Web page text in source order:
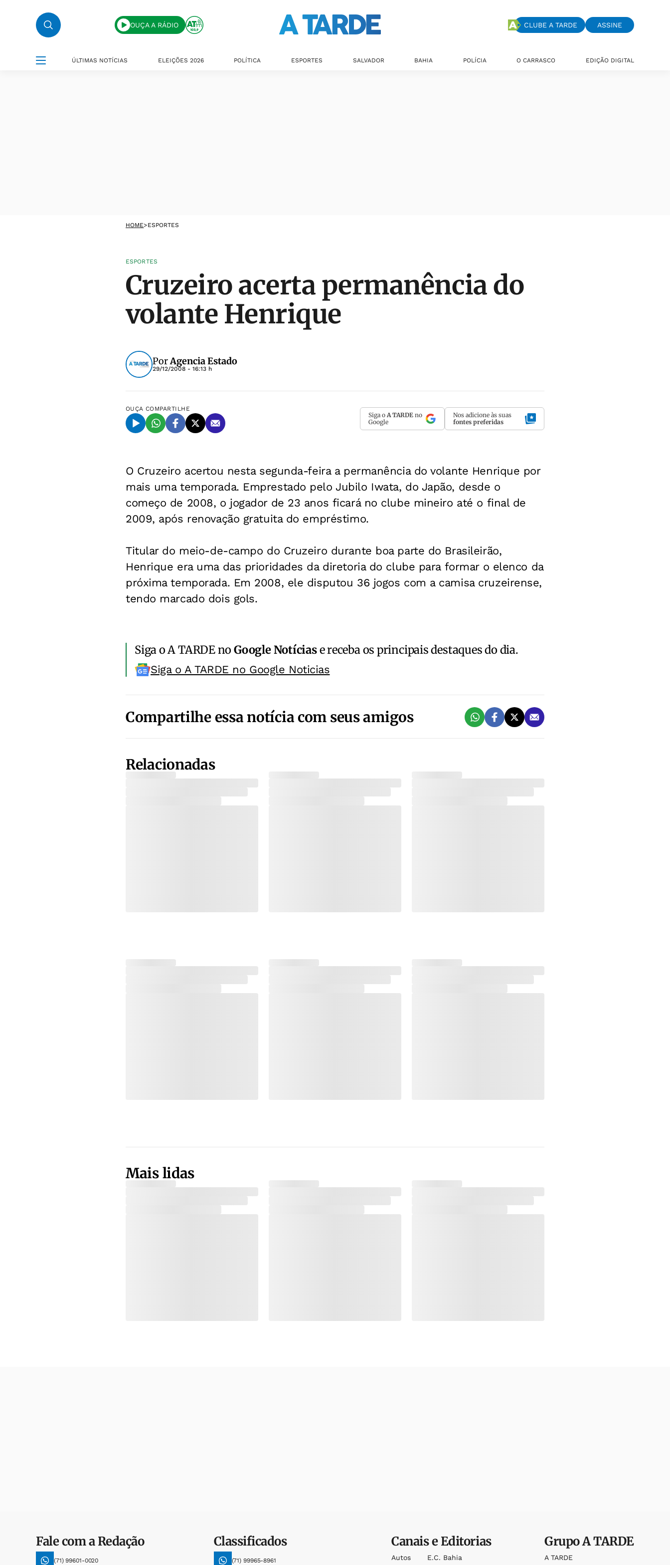
OUÇA A RÁDIO CLUBE A TARDE ASSINE
ÚLTIMAS NOTÍCIAS ELEIÇÕES 2026 POLÍTICA ESPORTES SALVADOR BAHIA POLÍCIA O CARRASCO EDIÇÃO DIGITAL
HOME>ESPORTES
ESPORTES
Cruzeiro acerta permanência do
volante Henrique
PorAgencia Estado
29/12/2008 - 16:13 h
OUÇA COMPARTILHE
Siga o A TARDE no
Google
Nos adicione às suas
fontes preferidas
O Cruzeiro acertou nesta segunda-feira a permanência do volante Henrique por
mais uma temporada. Emprestado pelo Jubilo Iwata, do Japão, desde o
começo de 2008, o jogador de 23 anos ficará no clube mineiro até o final de
2009, após renovação gratuita do empréstimo.
Titular do meio-de-campo do Cruzeiro durante boa parte do Brasileirão,
Henrique era uma das prioridades da diretoria do clube para formar o elenco da
próxima temporada. Em 2008, ele disputou 36 jogos com a camisa cruzeirense,
tendo marcado dois gols.
Siga o A TARDE noGoogle Notíciase receba os principais destaques do dia.
Siga o A TARDE no Google Noticias
Compartilhe essa notícia com seus amigos
Relacionadas
Mais lidas
Fale com a Redação
(71) 99601-0020
Classificados
(71) 99965-8961
Canais e Editorias
Autos E.c. Bahia
GrupoA TARDE
A TARDE